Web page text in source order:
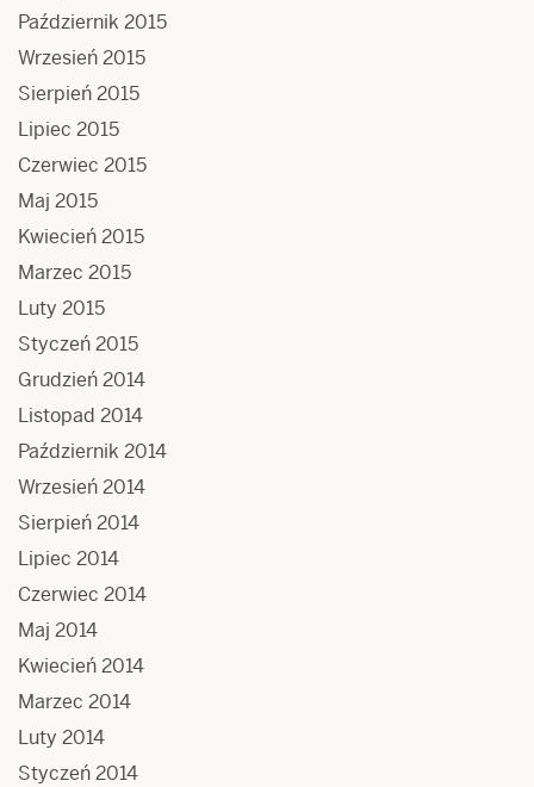
Październik 2015
Wrzesień 2015
Sierpień 2015
Lipiec 2015
Czerwiec 2015
Maj 2015
Kwiecień 2015
Marzec 2015
Luty 2015
Styczeń 2015
Grudzień 2014
Listopad 2014
Październik 2014
Wrzesień 2014
Sierpień 2014
Lipiec 2014
Czerwiec 2014
Maj 2014
Kwiecień 2014
Marzec 2014
Luty 2014
Styczeń 2014